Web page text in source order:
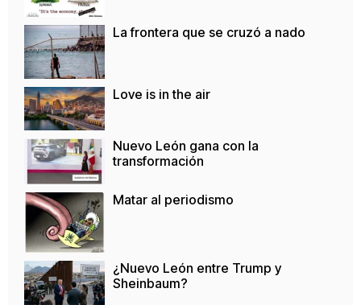
La frontera que se cruzó a nado
Love is in the air
Nuevo León gana con la
transformación
Matar al periodismo
¿Nuevo León entre Trump y
Sheinbaum?